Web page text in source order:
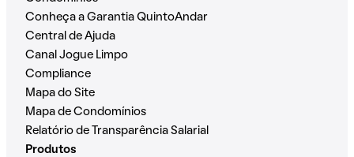
Conheça a Garantia QuintoAndar
Central de Ajuda
Canal Jogue Limpo
Compliance
Mapa do Site
Mapa de Condomínios
Relatório de Transparência Salarial
Produtos